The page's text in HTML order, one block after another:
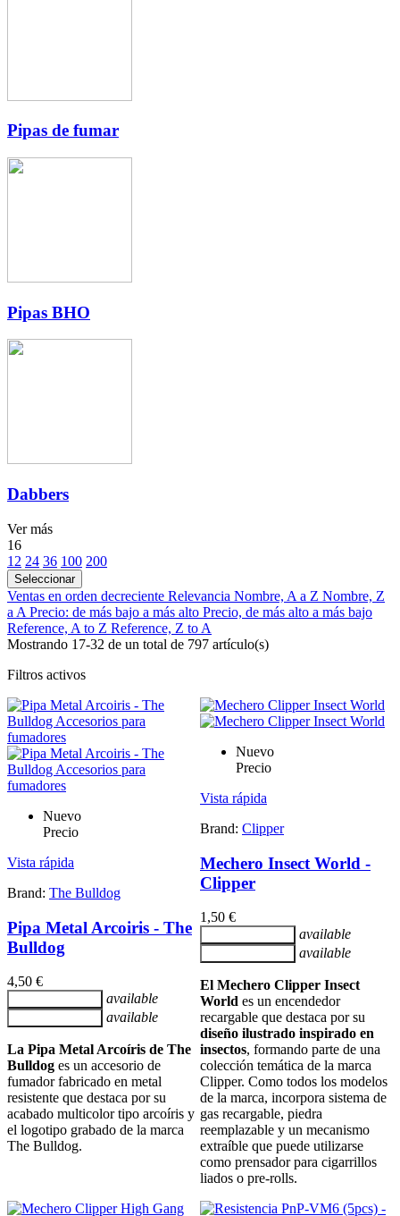
Pipas de fumar
Pipas BHO
Dabbers
Ver más
16
12 24 36 100 200
Seleccionar
Ventas en orden decreciente Relevancia Nombre, A a Z Nombre, Z
a A Precio: de más bajo a más alto Precio, de más alto a más bajo
Reference, A to Z Reference, Z to A
Mostrando 17-32 de un total de 797 artículo(s)
Filtros activos
Nuevo
Precio
Vista rápida
Brand: The Bulldog
Pipa Metal Arcoiris - The
Bulldog
4,50 €
available
available
La Pipa Metal Arcoíris de The
Bulldog es un accesorio de
fumador fabricado en metal
resistente que destaca por su
acabado multicolor tipo arcoíris y
el logotipo grabado de la marca
The Bulldog.
Nuevo
Precio
Vista rápida
Brand: Clipper
Mechero Insect World -
Clipper
1,50 €
available
available
El Mechero Clipper Insect
World es un encendedor
recargable que destaca por su
diseño ilustrado inspirado en
insectos, formando parte de una
colección temática de la marca
Clipper. Como todos los modelos
de la marca, incorpora sistema de
gas recargable, piedra
reemplazable y un mecanismo
extraíble que puede utilizarse
como prensador para cigarrillos
liados o pre-rolls.